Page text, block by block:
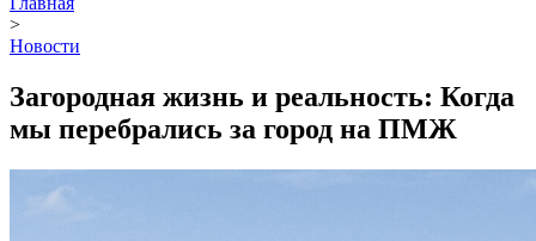
>
Новости
Загородная жизнь и реальность: Когда
мы перебрались за город на ПМЖ